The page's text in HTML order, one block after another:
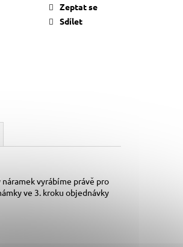
Zeptat se
Sdílet
vyrábíme právě pro
ve 3. kroku objednávky